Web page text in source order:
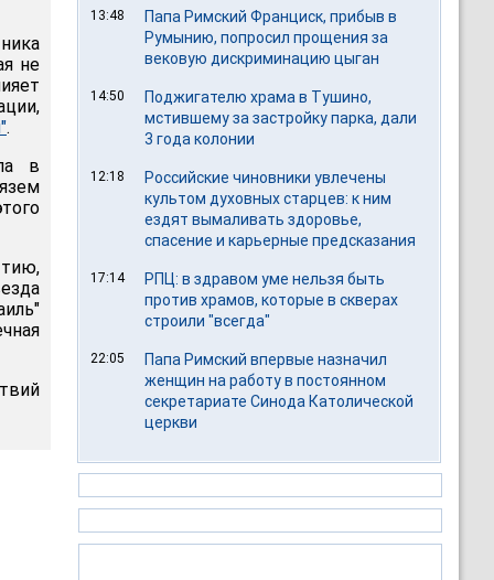
не
.
в
13:48
Папа Римский Франциск, прибыв в
Румынию, попросил прощения за
вековую дискриминацию цыган
14:50
Поджигателю храма в Тушино,
мстившему за застройку парка, дали
3 года колонии
12:18
Российские чиновники увлечены
культом духовных старцев: к ним
ездят вымаливать здоровье,
спасение и карьерные предсказания
17:14
РПЦ: в здравом уме нельзя быть
против храмов, которые в скверах
строили "всегда"
22:05
Папа Римский впервые назначил
женщин на работу в постоянном
секретариате Синода Католической
церкви